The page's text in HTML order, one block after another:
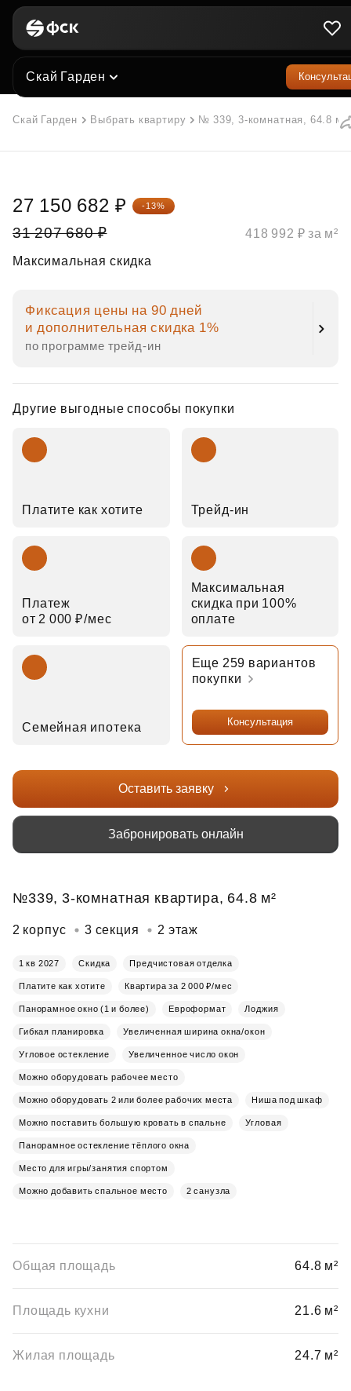
Скай Гарден
Скай Гарден Выбрать квартиру № 339, 3-комнатная, 64.8 м²
31 207 680 ₽
27 150 682 ₽ -13%
Максимальная скидка
Фиксация цены на 90 дней
и дополнительная скидка 1%
по программе трейд‑ин
Другие выгодные способы покупки
Платите как хотите Трейд‑ин
Платеж
от 2 000 ₽⁠/⁠мес
Максимальная
скидка при 100%
оплате
Семейная ипотека
Еще 259 вариантов
покупки
Консультация
418 992 ₽ за м²
Оставить заявку
Забронировать онлайн
№339, 3-комнатная квартира, 64.8 м²
2 корпус 3 секция 2 этаж
1 кв 2027 Скидка Предчистовая отделка
Платите как хотите Квартира за 2 000 ₽/мес
Панорамное окно (1 и более) Евроформат Лоджия
Гибкая планировка Увеличенная ширина окна/окон
Угловое остекление Увеличенное число окон
Можно оборудовать рабочее место
Можно оборудовать 2 или более рабочих места Ниша под шкаф
Можно поставить большую кровать в спальне Угловая
Панорамное остекление тёплого окна
Место для игры/занятия спортом
Можно добавить спальное место 2 санузла
Общая площадь 64.8 м²
Площадь кухни 21.6 м²
Жилая площадь 24.7 м²